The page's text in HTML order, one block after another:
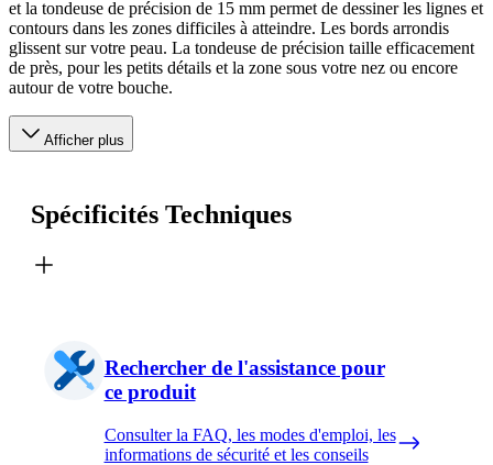
et la tondeuse de précision de 15 mm permet de dessiner les lignes et
contours dans les zones difficiles à atteindre. Les bords arrondis
glissent sur votre peau. La tondeuse de précision taille efficacement
de près, pour les petits détails et la zone sous votre nez ou encore
autour de votre bouche.
Afficher plus
Spécificités Techniques
Rechercher de l'assistance pour
ce produit
Consulter la FAQ, les modes d'emploi, les
informations de sécurité et les conseils